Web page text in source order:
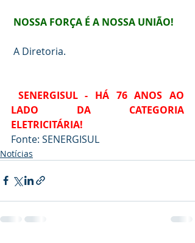
NOSSA FORÇA É A NOSSA UNIÃO!
A Diretoria.
SENERGISUL - HÁ 76 ANOS AO
LADO DA CATEGORIA
ELETRICITÁRIA!
Fonte: SENERGISUL
Notícias